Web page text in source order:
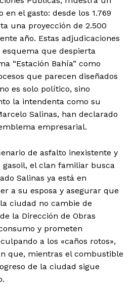
el gasto: desde los 1.769
una proyección de 2.500
año. Estas adjudicaciones
que despierta
“Estación Bahía” como
que parecen diseñados
es solo político, sino
la intendenta como su
Salinas, han declarado
empresarial.
de asfalto inexistente y
gasoil, el clan familiar busca
Salinas ya está en
a su esposa y asegurar que
ciudad no cambie de
la Dirección de Obras
y prometen
a los «caños rotos»,
que, mientras el combustible
de la ciudad sigue